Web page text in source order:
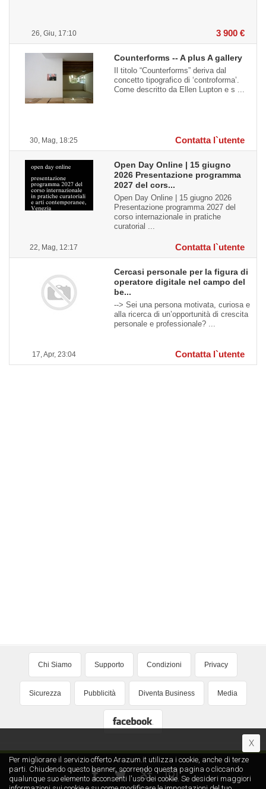
26, Giu, 17:10 3 900 €
30, Mag, 18:25
Counterforms -- A plus A gallery
Il titolo “Counterforms” deriva dal
concetto tipografico di ‘controforma’.
Come descritto da Ellen Lupton e s ...
Contatta l`utente
22, Mag, 12:17
Open Day Online | 15 giugno
2026 Presentazione programma
2027 del cors...
Open Day Online | 15 giugno 2026
Presentazione programma 2027 del
corso internazionale in pratiche
curatorial ...
Contatta l`utente
17, Apr, 23:04
Cercasi personale per la figura di
operatore digitale nel campo del
be...
--> Sei una persona motivata, curiosa e
alla ricerca di un’opportunità di crescita
personale e professionale? ...
Contatta l`utente
Chi Siamo Supporto Condizioni Privacy
Sicurezza Pubblicità Diventa Business Media
Per migliorare il servizio offerto Arazum.it utilizza i cookie, anche di terze
parti. Chiudendo questo banner, scorrendo questa pagina o cliccando
qualunque suo elemento acconsenti l′uso dei cookie. Se desideri maggiori
X